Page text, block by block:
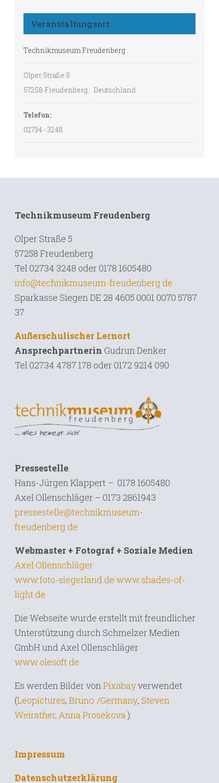
Veranstaltungsort
Technikmuseum Freudenberg
Olper Straße 5
57258 Freudenberg, Deutschland
Telefon:
02734 - 3248
Technikmuseum Freudenberg
Olper Straße 5
57258 Freudenberg
Tel 02734 3248 oder 0178 1605480
info@technikmuseum-freudenberg.de
Sparkasse Siegen DE 28 4605 0001 0070 5787
37
Außerschulischer Lernort
Ansprechpartnerin Gudrun Denker
Tel 02734 4787 178 oder 0172 9214 090
Pressestelle
Hans-Jürgen Klappert – 0178 1605480
Axel Ollenschläger – 0173 2861943
pressestelle@technikmuseum-
freudenberg.de
Webmaster + Fotograf + Soziale Medien
Axel Ollenschläger
www.foto-siegerland.de www.shades-of-
light.de
Die Webseite wurde erstellt mit freundlicher
Unterstützung durch Schmelzer Medien
GmbH und Axel Ollenschläger
www.olesoft.de
Es werden Bilder vonPixabayverwendet
(Leopictures, Bruno /Germany, Steven
Weirather, Anna Prosekova).
Impressum
Datenschutzerklärung